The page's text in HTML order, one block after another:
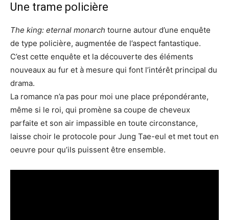
Une trame policière
The king: eternal monarch tourne autour d’une enquête
de type policière, augmentée de l’aspect fantastique.
C’est cette enquête et la découverte des éléments
nouveaux au fur et à mesure qui font l’intérêt principal du
drama.
La romance n’a pas pour moi une place prépondérante,
même si le roi, qui promène sa coupe de cheveux
parfaite et son air impassible en toute circonstance,
laisse choir le protocole pour Jung Tae-eul et met tout en
oeuvre pour qu’ils puissent être ensemble.